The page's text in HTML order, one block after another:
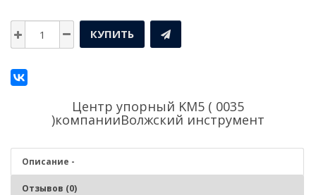
КУПИТЬ
Центр упорный KM5 ( 0035
)компанииВолжский инструмент
Описание -
Отзывов (0)